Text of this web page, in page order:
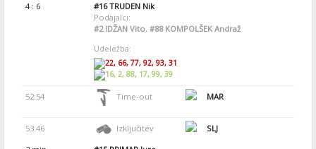
4 : 6
#16TRUDEN Nik
Podajalci:
#2IDŽAN Vito, #88KOMPOLŠEK Andraž
Udeležba:
22, 66, 77, 92, 93, 31
16, 2, 88, 17, 99, 39
52:54 Time-out MAR
53:46 Izključitev
SLJ